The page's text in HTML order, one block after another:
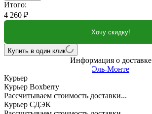
Итого:
4 260 ₽
Хочу скидку!
Купить в один клик
Информация о доставке
Эль-Монте
Курьер
Курьер Boxberry
Рассчитываем стоимость доставки...
Курьер СДЭК